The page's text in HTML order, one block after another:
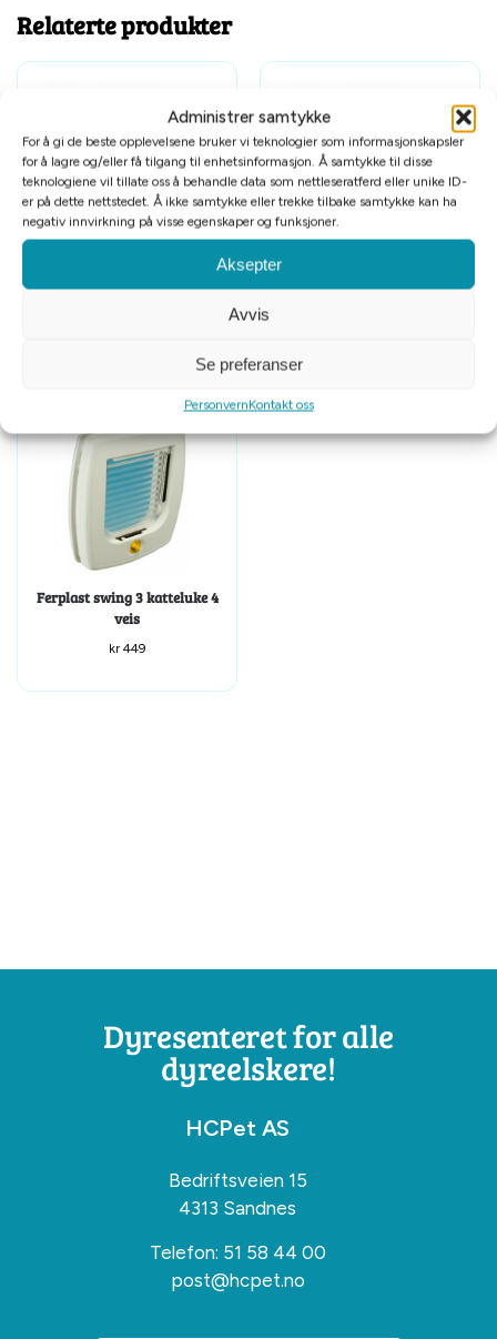
Administrer samtykke
For å gi de beste opplevelsene bruker vi teknologier som informasjonskapsler
for å lagre og/eller få tilgang til enhetsinformasjon. Å samtykke til disse
teknologiene vil tillate oss å behandle data som nettleseratferd eller unike ID-
er på dette nettstedet. Å ikke samtykke eller trekke tilbake samtykke kan ha
negativ innvirkning på visse egenskaper og funksjoner.
Aksepter
Avvis
Se preferanser
PersonvernKontakt oss
Relaterte produkter
Ferplast swing 3 katteluke 4
veis
kr449
Dyresenteret for alle
dyreelskere!
HCPet AS
Bedriftsveien 15
4313 Sandnes
Telefon: 51 58 44 00
post@hcpet.no